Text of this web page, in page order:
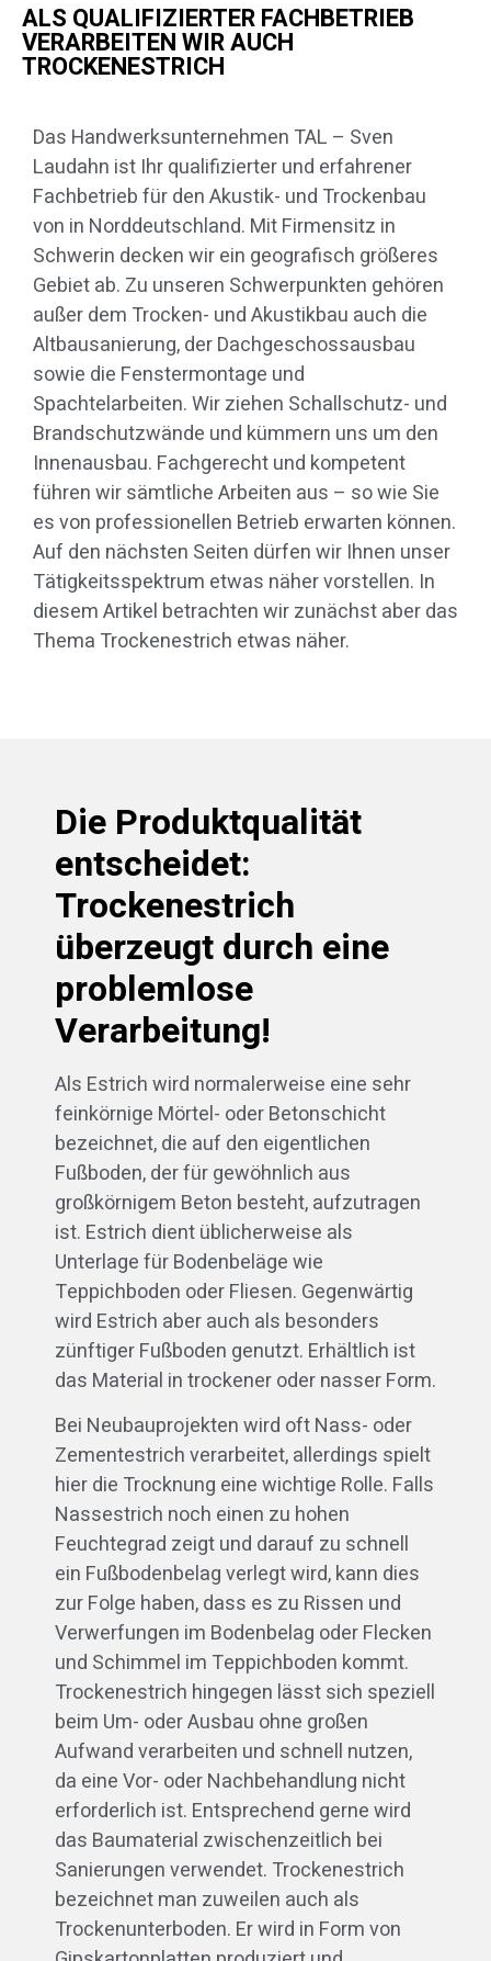
ALS QUALIFIZIERTER FACHBETRIEB
VERARBEITEN WIR AUCH
TROCKENESTRICH
Das Handwerksunternehmen TAL – Sven
Laudahn ist Ihr qualifizierter und erfahrener
Fachbetrieb für den Akustik- und Trockenbau
von in Norddeutschland. Mit Firmensitz in
Schwerin decken wir ein geografisch größeres
Gebiet ab. Zu unseren Schwerpunkten gehören
außer dem Trocken- und Akustikbau auch die
Altbausanierung, der Dachgeschossausbau
sowie die Fenstermontage und
Spachtelarbeiten. Wir ziehen Schallschutz- und
Brandschutzwände und kümmern uns um den
Innenausbau. Fachgerecht und kompetent
führen wir sämtliche Arbeiten aus – so wie Sie
es von professionellen Betrieb erwarten können.
Auf den nächsten Seiten dürfen wir Ihnen unser
Tätigkeitsspektrum etwas näher vorstellen. In
diesem Artikel betrachten wir zunächst aber das
Thema Trockenestrich etwas näher.
Die Produktqualität
entscheidet:
Trockenestrich
überzeugt durch eine
problemlose
Verarbeitung!
Als Estrich wird normalerweise eine sehr
feinkörnige Mörtel- oder Betonschicht
bezeichnet, die auf den eigentlichen
Fußboden, der für gewöhnlich aus
großkörnigem Beton besteht, aufzutragen
ist. Estrich dient üblicherweise als
Unterlage für Bodenbeläge wie
Teppichboden oder Fliesen. Gegenwärtig
wird Estrich aber auch als besonders
zünftiger Fußboden genutzt. Erhältlich ist
das Material in trockener oder nasser Form.
Bei Neubauprojekten wird oft Nass- oder
Zementestrich verarbeitet, allerdings spielt
hier die Trocknung eine wichtige Rolle. Falls
Nassestrich noch einen zu hohen
Feuchtegrad zeigt und darauf zu schnell
ein Fußbodenbelag verlegt wird, kann dies
zur Folge haben, dass es zu Rissen und
Verwerfungen im Bodenbelag oder Flecken
und Schimmel im Teppichboden kommt.
Trockenestrich hingegen lässt sich speziell
beim Um- oder Ausbau ohne großen
Aufwand verarbeiten und schnell nutzen,
da eine Vor- oder Nachbehandlung nicht
erforderlich ist. Entsprechend gerne wird
das Baumaterial zwischenzeitlich bei
Sanierungen verwendet. Trockenestrich
bezeichnet man zuweilen auch als
Trockenunterboden. Er wird in Form von